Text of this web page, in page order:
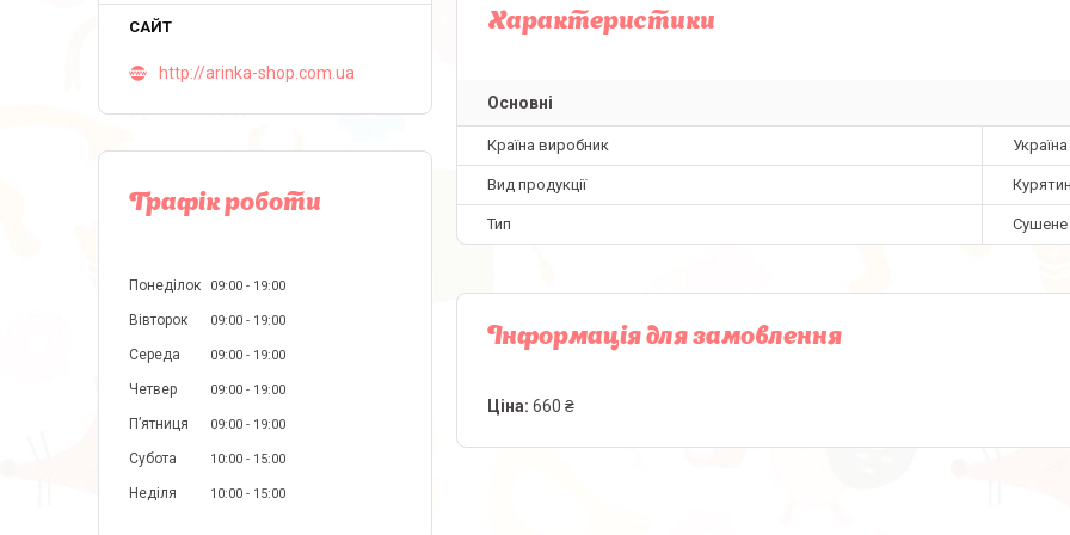
Характеристики
Основні
Країна виробник Україна
Вид продукції
Тип Сушене
Інформація для замовлення
Ціна: 660 ₴
http://arinka-shop.com.ua
Графік роботи
Понеділок 09:00 19:00
Вівторок 09:00 19:00
Середа 09:00 19:00
Четвер 09:00 19:00
Пʼятниця 09:00 19:00
Субота 10:00 15:00
Неділя 10:00 15:00